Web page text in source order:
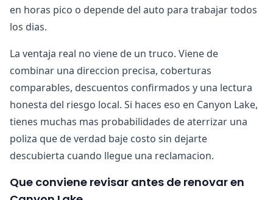
en horas pico o depende del auto para trabajar todos
los dias.
La ventaja real no viene de un truco. Viene de
combinar una direccion precisa, coberturas
comparables, descuentos confirmados y una lectura
honesta del riesgo local. Si haces eso en Canyon Lake,
tienes muchas mas probabilidades de aterrizar una
poliza que de verdad baje costo sin dejarte
descubierta cuando llegue una reclamacion.
Que conviene revisar antes de renovar en